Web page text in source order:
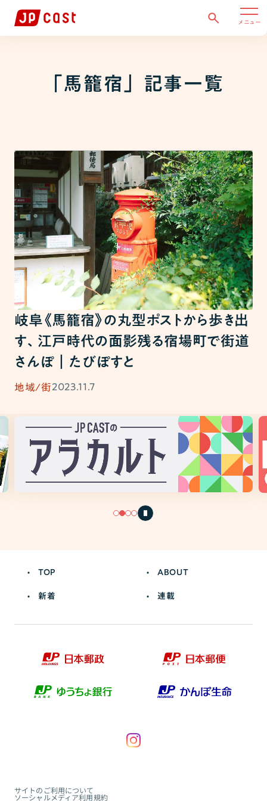
メニュー
「 馬籠宿 」記事一覧
岐阜《馬籠宿》の丸型ポストから歩き出
す、江戸時代の面影残る宿場町で街道
さんぽ｜たびぽすと
地域/街2023.11.7
TOP ABOUT
新着 連載
サイトのご利用について
ソーシャルメディア利用規約